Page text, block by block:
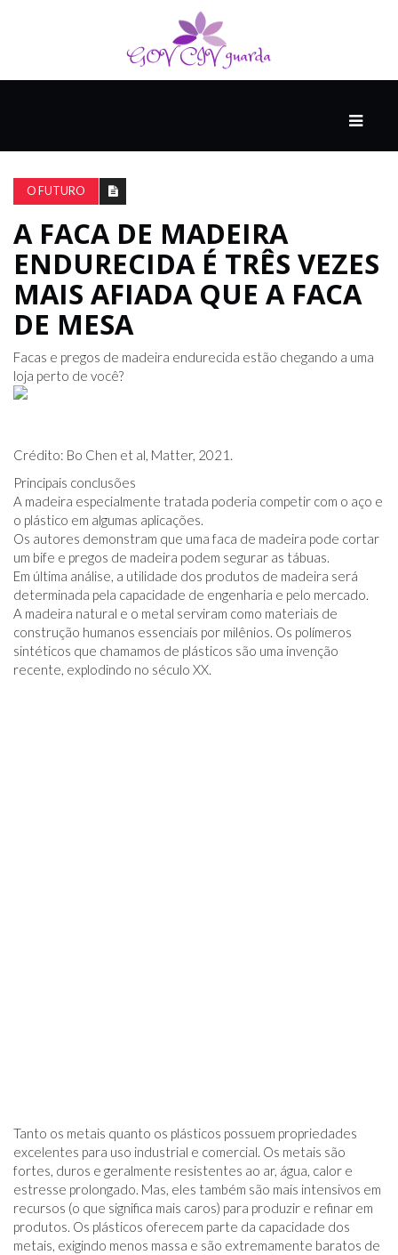
DO
THINK
COMPANHEIRO
COM
UM
ESTRONDO
O FUTURO
A FACA DE MADEIRA
ENDURECIDA É TRÊS VEZES
MAIS AFIADA QUE A FACA
DE MESA
Facas e pregos de madeira endurecida estão chegando a uma
loja perto de você?
Crédito: Bo Chen et al, Matter, 2021.
Principais conclusões
A madeira especialmente tratada poderia competir com o aço e
o plástico em algumas aplicações.
Os autores demonstram que uma faca de madeira pode cortar
um bife e pregos de madeira podem segurar as tábuas.
Em última análise, a utilidade dos produtos de madeira será
determinada pela capacidade de engenharia e pelo mercado.
A madeira natural e o metal serviram como materiais de
construção humanos essenciais por milênios. Os polímeros
sintéticos que chamamos de plásticos são uma invenção
recente, explodindo no século XX.
Tanto os metais quanto os plásticos possuem propriedades
excelentes para uso industrial e comercial. Os metais são
fortes, duros e geralmente resistentes ao ar, água, calor e
estresse prolongado. Mas, eles também são mais intensivos em
recursos (o que significa mais caros) para produzir e refinar em
produtos. Os plásticos oferecem parte da capacidade dos
metais, exigindo menos massa e são extremamente baratos de